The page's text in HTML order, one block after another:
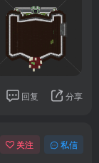
回复 分享
关注 私信